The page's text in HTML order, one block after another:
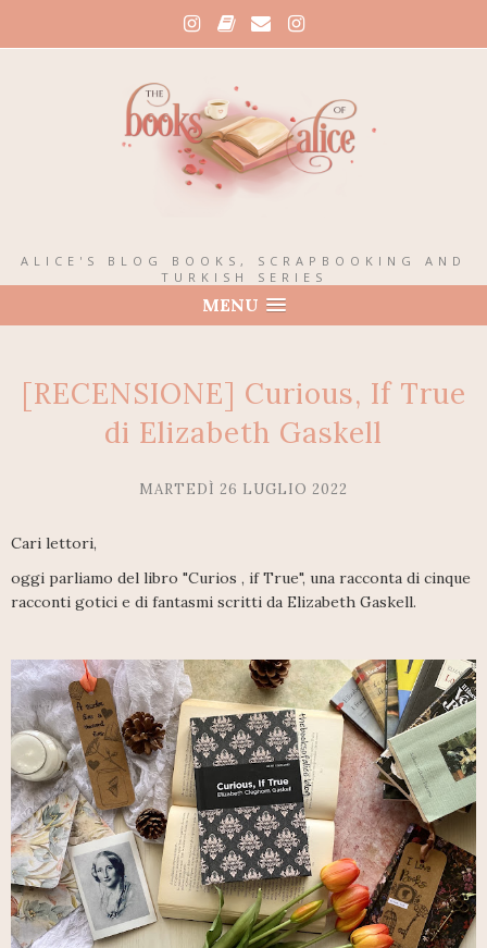
ALICE'S BLOG BOOKS, SCRAPBOOKING AND
TURKISH SERIES
MENU
[RECENSIONE] Curious, If True
di Elizabeth Gaskell
MARTEDÌ 26 LUGLIO 2022
Cari lettori,
oggi parliamo del libro "Curios , if True", una racconta di cinque
racconti gotici e di fantasmi scritti da Elizabeth Gaskell.